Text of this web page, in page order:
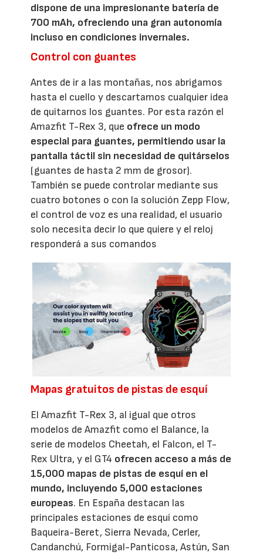
dispone de una impresionante batería de
700 mAh, ofreciendo una gran autonomía
incluso en condiciones invernales.
Control con guantes
Antes de ir a las montañas, nos abrigamos
hasta el cuello y descartamos cualquier idea
de quitarnos los guantes. Por esta razón el
Amazfit T-Rex 3, que ofrece un modo
especial para guantes, permitiendo usar la
pantalla táctil sin necesidad de quitárselos
(guantes de hasta 2 mm de grosor).
También se puede controlar mediante sus
cuatro botones o con la solución Zepp Flow,
el control de voz es una realidad, el usuario
solo necesita decir lo que quiere y el reloj
responderá a sus comandos
Mapas gratuitos de pistas de esquí
El Amazfit T-Rex 3, al igual que otros
modelos de Amazfit como el Balance, la
serie de modelos Cheetah, el Falcon, el T-
Rex Ultra, y el GT4 ofrecen acceso a más de
15,000 mapas de pistas de esquí en el
mundo, incluyendo 5,000 estaciones
europeas. En España destacan las
principales estaciones de esquí como
Baqueira-Beret, Sierra Nevada, Cerler,
Candanchú, Formigal-Panticosa, Astún, San